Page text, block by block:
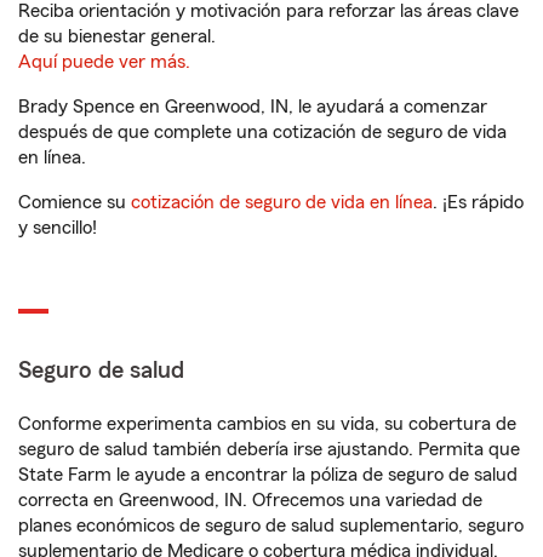
Reciba orientación y motivación para reforzar las áreas clave
de su bienestar general.
Aquí puede ver más.
Brady Spence en Greenwood, IN, le ayudará a comenzar
después de que complete una cotización de seguro de vida
en línea.
Comience su cotización de seguro de vida en línea. ¡Es rápido
y sencillo!
Seguro de salud
Conforme experimenta cambios en su vida, su cobertura de
seguro de salud también debería irse ajustando. Permita que
State Farm le ayude a encontrar la póliza de seguro de salud
correcta en Greenwood, IN. Ofrecemos una variedad de
planes económicos de seguro de salud suplementario, seguro
suplementario de Medicare o cobertura médica individual.